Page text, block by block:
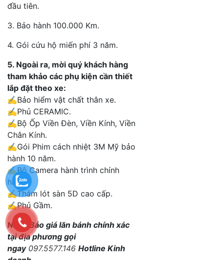
đầu tiên.
3. Bảo hành 100.000 Km.
4. Gói cứu hộ miến phí 3 năm.
5. Ngoài ra, mời quý khách hàng
tham khảo các phụ kiện cần thiết
lắp đặt theo xe:
✍️Bảo hiểm vật chất thân xe.
✍️Phủ CERAMIC.
✍️Bộ Ốp Viền Đèn, Viền Kính, Viền
Chân Kính.
✍️Gói Phim cách nhiệt 3M Mỹ bảo
hành 10 năm.
✍️Bộ Camera hành trình chính
hãng.
✍️Thảm lót sàn 5D cao cấp.
✍️Phủ Gầm.
Nhận Báo giá lăn bánh chính xác
tại địa phương gọi
ngay 097.5577.146 Hotline Kinh